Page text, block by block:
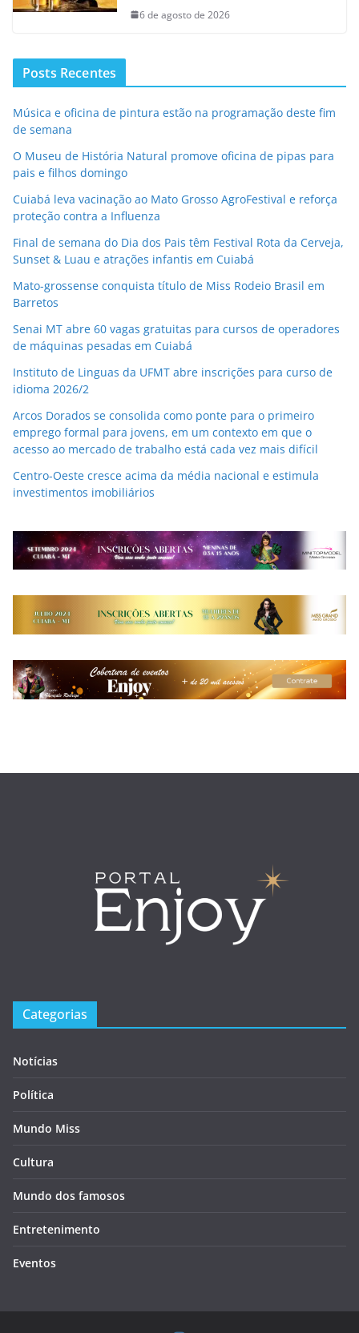
6 de agosto de 2026
Posts Recentes
Música e oficina de pintura estão na programação deste fim
de semana
O Museu de História Natural promove oficina de pipas para
pais e filhos domingo
Cuiabá leva vacinação ao Mato Grosso AgroFestival e reforça
proteção contra a Influenza
Final de semana do Dia dos Pais têm Festival Rota da Cerveja,
Sunset & Luau e atrações infantis em Cuiabá
Mato-grossense conquista título de Miss Rodeio Brasil em
Barretos
Senai MT abre 60 vagas gratuitas para cursos de operadores
de máquinas pesadas em Cuiabá
Instituto de Linguas da UFMT abre inscrições para curso de
idioma 2026/2
Arcos Dorados se consolida como ponte para o primeiro
emprego formal para jovens, em um contexto em que o
acesso ao mercado de trabalho está cada vez mais difícil
Centro-Oeste cresce acima da média nacional e estimula
investimentos imobiliários
Categorias
Notícias
Política
Mundo Miss
Cultura
Mundo dos famosos
Entretenimento
Eventos